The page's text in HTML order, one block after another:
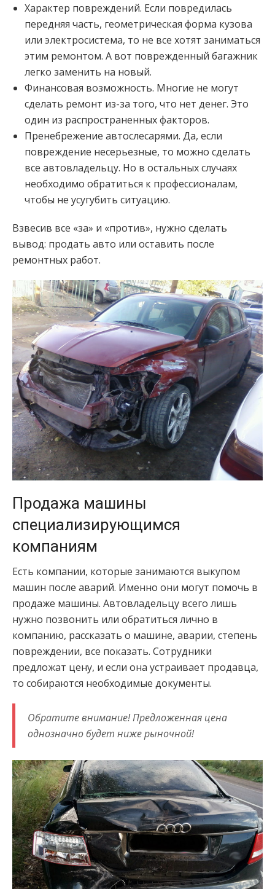
Характер повреждений. Если повредилась
передняя часть, геометрическая форма кузова
или электросистема, то не все хотят заниматься
этим ремонтом. А вот поврежденный багажник
легко заменить на новый.
Финансовая возможность. Многие не могут
сделать ремонт из-за того, что нет денег. Это
один из распространенных факторов.
Пренебрежение автослесарями. Да, если
повреждение несерьезные, то можно сделать
все автовладельцу. Но в остальных случаях
необходимо обратиться к профессионалам,
чтобы не усугубить ситуацию.
Взвесив все «за» и «против», нужно сделать
вывод: продать авто или оставить после
ремонтных работ.
Продажа машины
специализирующимся
компаниям
Есть компании, которые занимаются выкупом
машин после аварий. Именно они могут помочь в
продаже машины. Автовладельцу всего лишь
нужно позвонить или обратиться лично в
компанию, рассказать о машине, аварии, степень
повреждении, все показать. Сотрудники
предложат цену, и если она устраивает продавца,
то собираются необходимые документы.
Обратите внимание! Предложенная цена
однозначно будет ниже рыночной!